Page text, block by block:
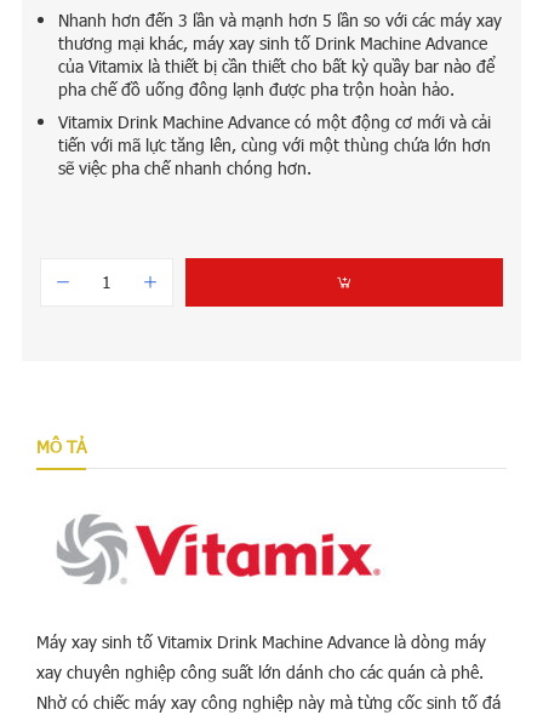
MÔ TẢ
Máy xay sinh tố Vitamix Drink Machine Advance là dòng máy
xay chuyên nghiệp công suất lớn dánh cho các quán cà phê.
Nhờ có chiếc máy xay công nghiệp này mà từng cốc sinh tố đá
Nhanh hơn đến 3 lần và mạnh hơn 5 lần so với các máy xay
thương mại khác, máy xay sinh tố Drink Machine Advance
của Vitamix là thiết bị cần thiết cho bất kỳ quầy bar nào để
pha chế đồ uống đông lạnh được pha trộn hoàn hảo.
Vitamix Drink Machine Advance có một động cơ mới và cải
tiến với mã lực tăng lên, cùng với một thùng chứa lớn hơn
sẽ việc pha chế nhanh chóng hơn.